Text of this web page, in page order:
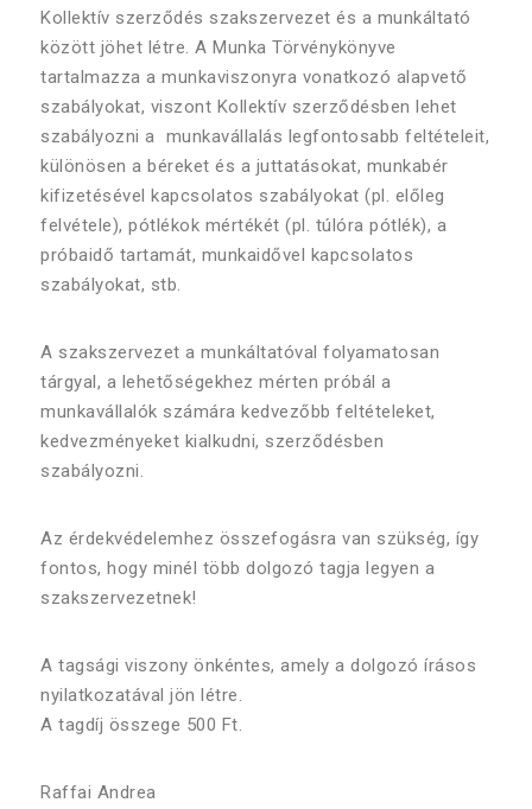
Kollektív szerződés szakszervezet és a munkáltató
között jöhet létre. A Munka Törvénykönyve
tartalmazza a munkaviszonyra vonatkozó alapvető
szabályokat, viszont Kollektív szerződésben lehet
szabályozni a munkavállalás legfontosabb feltételeit,
különösen a béreket és a juttatásokat, munkabér
kifizetésével kapcsolatos szabályokat (pl. előleg
felvétele), pótlékok mértékét (pl. túlóra pótlék), a
próbaidő tartamát, munkaidővel kapcsolatos
szabályokat, stb.
A szakszervezet a munkáltatóval folyamatosan
tárgyal, a lehetőségekhez mérten próbál a
munkavállalók számára kedvezőbb feltételeket,
kedvezményeket kialkudni, szerződésben
szabályozni.
Az érdekvédelemhez összefogásra van szükség, így
fontos, hogy minél több dolgozó tagja legyen a
szakszervezetnek!
A tagsági viszony önkéntes, amely a dolgozó írásos
nyilatkozatával jön létre.
A tagdíj összege 500 Ft.
Raffai Andrea